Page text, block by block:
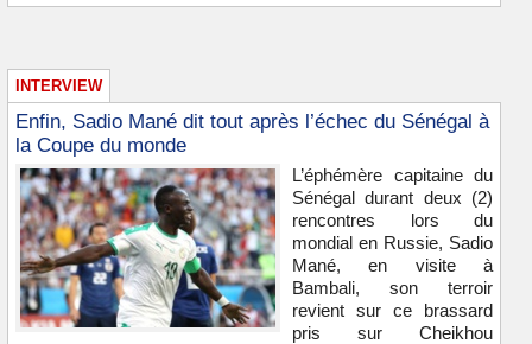
INTERVIEW
Enfin, Sadio Mané dit tout après l’échec du Sénégal à
la Coupe du monde
L’éphémère capitaine du
Sénégal durant deux (2)
rencontres lors du
mondial en Russie, Sadio
Mané, en visite à
Bambali, son terroir
revient sur ce brassard
pris sur Cheikhou